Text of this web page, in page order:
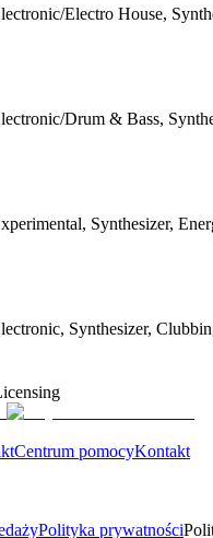
Electro House,
Drum & Bass,
Synthesizer,
Synthesizer,
Centrum pomocyKontakt
Polityka prywatności